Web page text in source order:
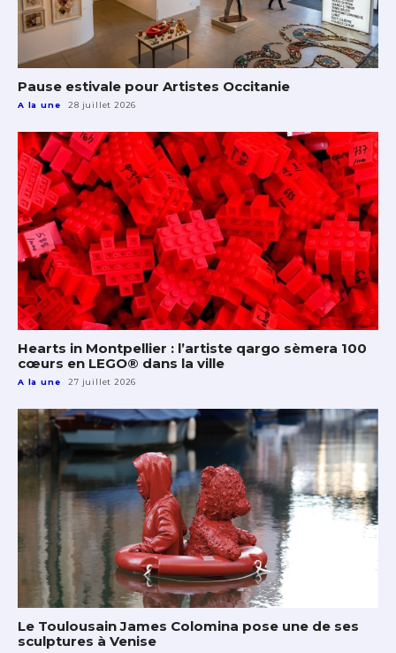
Pause estivale pour Artistes Occitanie
A la une 28 juillet 2026
Hearts in Montpellier : l’artiste qargo sèmera 100
cœurs en LEGO® dans la ville
A la une 27 juillet 2026
Le Toulousain James Colomina pose une de ses
sculptures à Venise